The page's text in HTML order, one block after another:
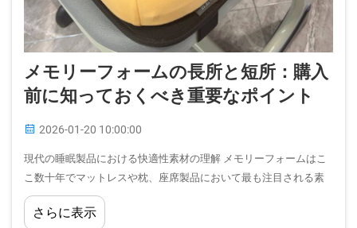
メモリーフォームの長所と短所：購入
前に知っておくべき重要なポイント
2026-01-20 10:00:00
現代の睡眠製品における快適性素材の理解 メモリーフォームはこ
こ数十年でマットレスや枕、座席製品において最も注目される素
材の一つとなっています。その独特な圧力緩和特性と体にフィッ
トする性質…
さらに表示